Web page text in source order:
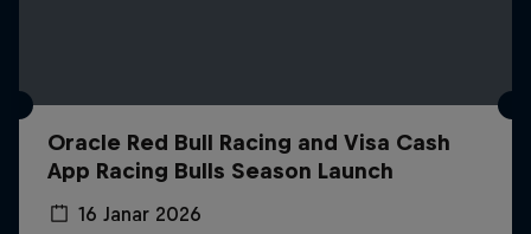
Oracle Red Bull Racing and Visa Cash
App Racing Bulls Season Launch
16 Janar 2026